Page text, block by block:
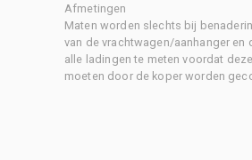
Afmetingen
Maten worden slechts bij
van de vrachtwagen/aanhanger
alle ladingen te meten voordat
moeten door de koper worden